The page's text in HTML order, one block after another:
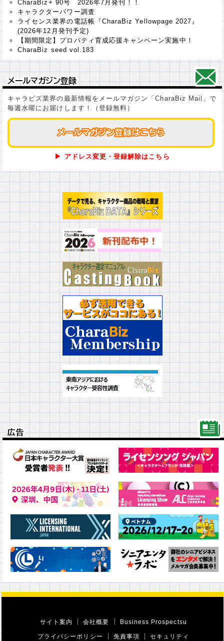
CharaBiz+ 90号 2026年7月発刊！！
キャラクターパワー調査
ライセンス業界の電話帳『CharaBiz Yellowpage 2027』
(2026年12月発刊予定)
【期間限定】プロパティ育成応援キャンペーン実施中！
CharaBiz seed vol.183
メールマガジン登録
メールマガジン登録
キャラビズ業界の最新情報をメールマガジン「CharaBiz Mail」で
毎週水曜にお届けします！（登録無料）
メールマガジン登録はこちら
メールマガジン登録はこちら
▶ アドレス変更・登録解除はこちら
広告
広告
サイト案内 会社概要 Business Prospectsu
プライバシーポリシー 免責事項 セキュリティ